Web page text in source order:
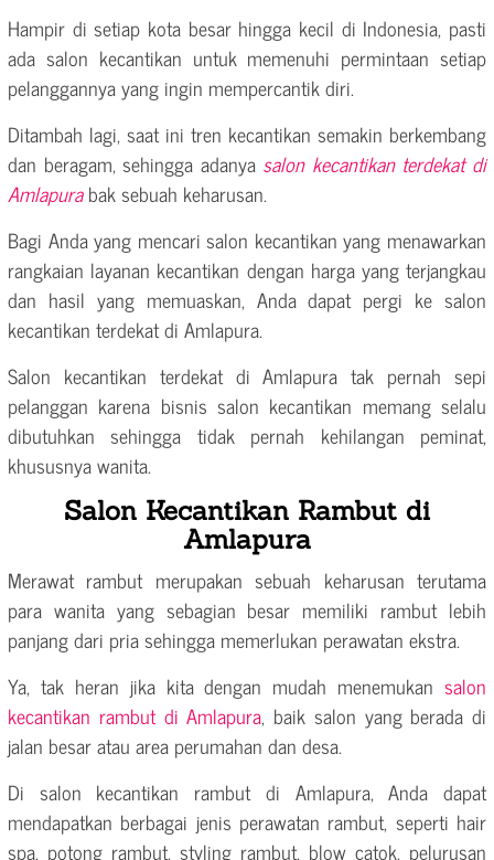
Hampir di setiap kota besar hingga kecil di Indonesia, pasti
ada salon kecantikan untuk memenuhi permintaan setiap
pelanggannya yang ingin mempercantik diri.
Ditambah lagi, saat ini tren kecantikan semakin berkembang
dan beragam, sehingga adanya salon kecantikan terdekat di
Amlapurabak sebuah keharusan.
Bagi Anda yang mencari salon kecantikan yang menawarkan
rangkaian layanan kecantikan dengan harga yang terjangkau
dan hasil yang memuaskan, Anda dapat pergi ke salon
kecantikan terdekat di Amlapura.
Salon kecantikan terdekat di Amlapura tak pernah sepi
pelanggan karena bisnis salon kecantikan memang selalu
dibutuhkan sehingga tidak pernah kehilangan peminat,
khususnya wanita.
Salon Kecantikan Rambut di
Amlapura
Merawat rambut merupakan sebuah keharusan terutama
para wanita yang sebagian besar memiliki rambut lebih
panjang dari pria sehingga memerlukan perawatan ekstra.
Ya, tak heran jika kita dengan mudah menemukan salon
kecantikan rambut di Amlapura, baik salon yang berada di
jalan besar atau area perumahan dan desa.
Di salon kecantikan rambut di Amlapura, Anda dapat
mendapatkan berbagai jenis perawatan rambut, seperti hair
spa, potong rambut, styling rambut, blow catok, pelurusan